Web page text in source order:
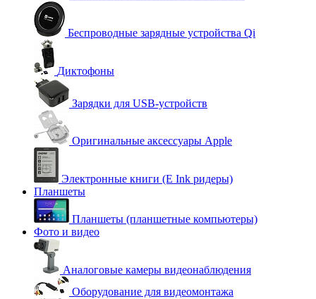
Беспроводные зарядные устройства Qi
Диктофоны
Зарядки для USB-устройств
Оригинальные аксессуары Apple
Электронные книги (E Ink ридеры)
Планшеты
Планшеты (планшетные компьютеры)
Фото и видео
Аналоговые камеры видеонаблюдения
Оборудование для видеомонтажа